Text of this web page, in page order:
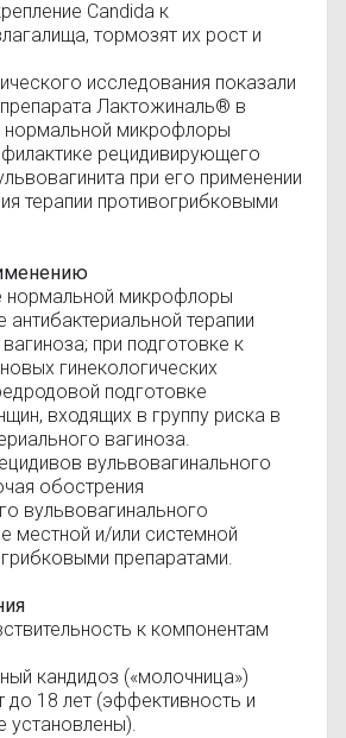
Candida к
тормозят их рост и
исследования показали
Лактожиналь® в
нормальной микрофлоры
рецидивирующего
при его применении
терапии противогрибковыми
нормальной микрофлоры
антибактериальной терапии
при подготовке к
гинекологических
подготовке
входящих в группу риска в
вагиноза.
вульвовагинального
обострения
вульвовагинального
местной и/или системной
препаратами.
к компонентам
кандидоз («молочница»)
до 18 лет (эффективность и
установлены).